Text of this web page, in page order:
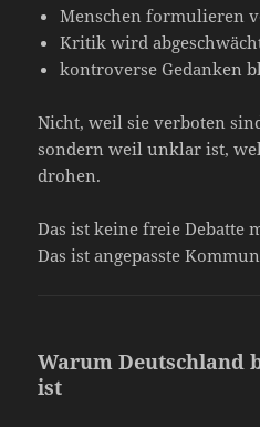
Menschen formulieren
Kritik wird
kontroverse Gedanken
Nicht, weil sie verboten
sondern weil unklar ist,
drohen.
Das ist keine freie Debatte
Das ist angepasste
Warum Deutschland
ist